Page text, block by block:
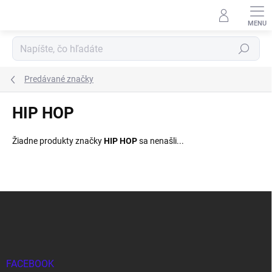
Hľadať
Predávané značky
HIP HOP
Žiadne produkty značkyHIP HOPsa nenašli...
FACEBOOK